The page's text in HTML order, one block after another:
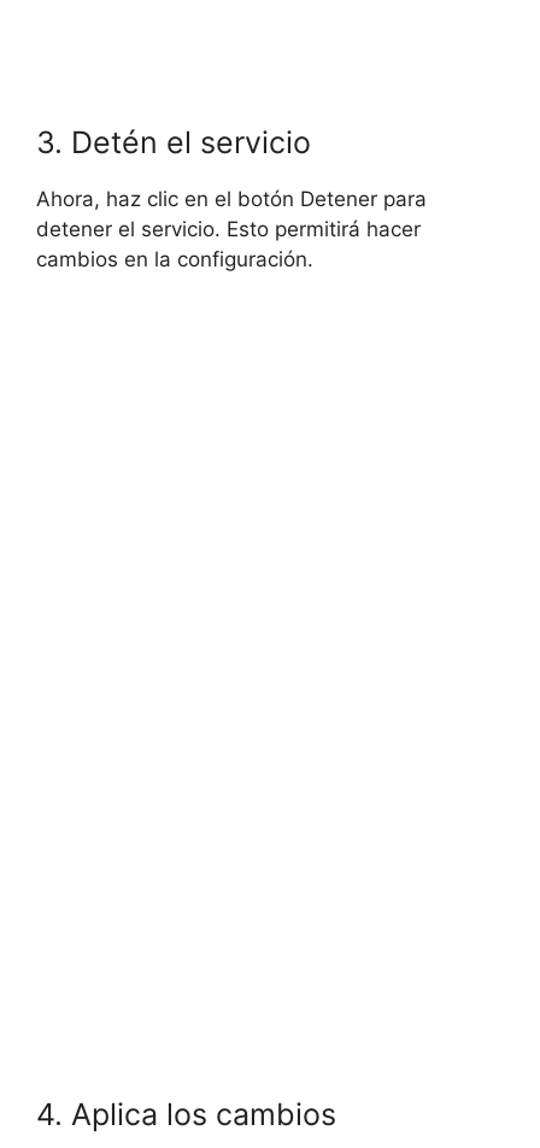
3. Detén el servicio
Ahora, haz clic en el botón Detener para
detener el servicio. Esto permitirá hacer
cambios en la configuración.
4. Aplica los cambios